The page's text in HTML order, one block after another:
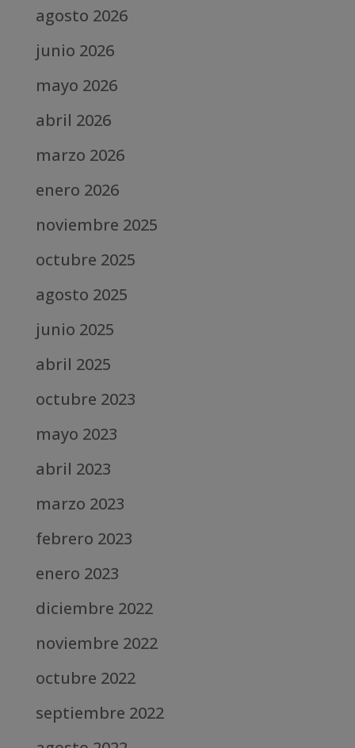
agosto 2026
junio 2026
mayo 2026
abril 2026
marzo 2026
enero 2026
noviembre 2025
octubre 2025
agosto 2025
junio 2025
abril 2025
octubre 2023
mayo 2023
abril 2023
marzo 2023
febrero 2023
enero 2023
diciembre 2022
noviembre 2022
octubre 2022
septiembre 2022